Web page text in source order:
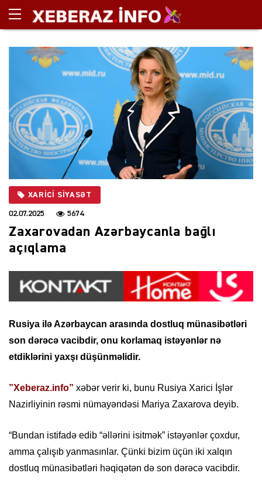
XARİCİ SİYASƏT
02.07.2025 5674
Zaxarovadan Azərbaycanla bağlı
açıqlama
Rusiya ilə Azərbaycan arasında dostluq münasibətləri
son dərəcə vacibdir, onu korlamaq istəyənlər nə
etdiklərini yaxşı düşünməlidir.
”Xeberaz.info” xəbər verir ki, bunu Rusiya Xarici İşlər
Nazirliyinin rəsmi nümayəndəsi Mariya Zaxarova deyib.
“Bundan istifadə edib “əllərini isitmək” istəyənlər çoxdur,
amma çalışıb yanmasınlar. Çünki bizim üçün iki xalqın
dostluq münasibətləri həqiqətən də son dərəcə vacibdir.